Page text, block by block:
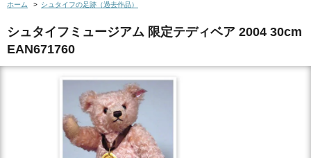
ホーム > シュタイフの足跡（過去作品）
シュタイフミュージアム 限定テディベア 2004 30cm
EAN671760